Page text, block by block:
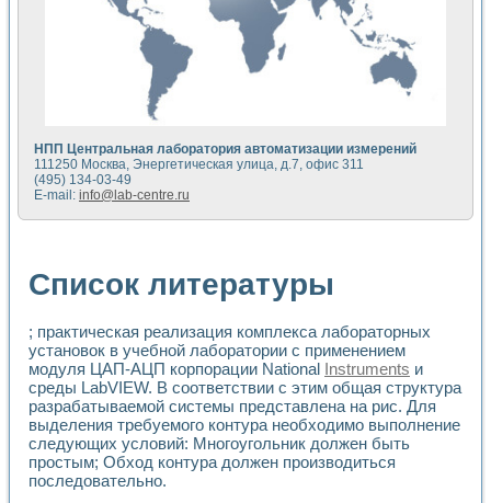
Автоматизированная установка по измерению временных
Автоматизированный лабораторный комплекс на базе
Визуализация моделирования и оптимизации тепловой
Виртуальный прибор для исследования функциональных
Исследование возможности создания экономичного
Исследование кинетики движения макрочастиц в
Метод прогнозирования свойств дисперсных продуктов
Недорогая система управления сверхпроводящим
Применение технологий NI в курсе экспериментальной
Расчет переноса аэрозоля и выпадения осадка в
Применение NI VISION для геометрического анализа в
Система температурной стабилизации
Управление движением с помощью программно -
Определение параметров всплывающих газовых
Система управления асинхронным тиристорным
Лазерный профилометр
Применение средств NATIONAL INSTRUMENTS для
Разработка автоматизированного стенда для
Автоматизированный стенд рентгеновской диагностики
Высокочувствительные оптоэлектронные
Установка для измерения диэлектрических свойств
НПП Центральная лаборатория автоматизации измерений
111250 Москва, Энергетическая улица, д.7, офис 311
(495) 134-03-49
E-mail: info@lab-centre.ru
Список литературы
; практическая реализация комплекса лабораторных
установок в учебной лаборатории с применением
модуля ЦАП-АЦП корпорации National Instruments и
среды LabVIEW. В соответствии с этим общая структура
разрабатываемой системы представлена на рис. Для
выделения требуемого контура необходимо выполнение
следующих условий: Многоугольник должен быть
простым; Обход контура должен производиться
последовательно.